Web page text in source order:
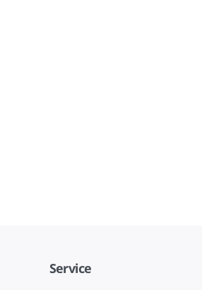
Service